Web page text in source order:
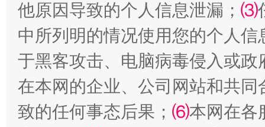
国家大学科技园优化重塑工作
他原因导致的个人信息泄漏； ⑶
中所列明的情况使用您的个人
于黑客攻击、电脑病毒侵入或
在本网的企业、公司网站和共
致的任何事态后果； ⑹本网在各